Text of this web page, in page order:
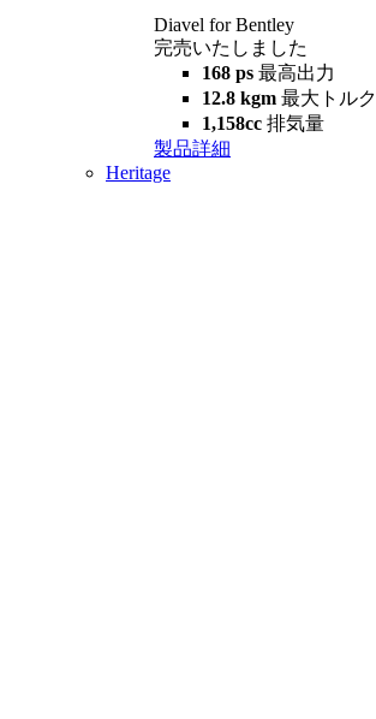
Diavel for Bentley
完売いたしました
168 ps 最高出力
12.8 kgm 最大トルク
1,158cc 排気量
製品詳細
Heritage